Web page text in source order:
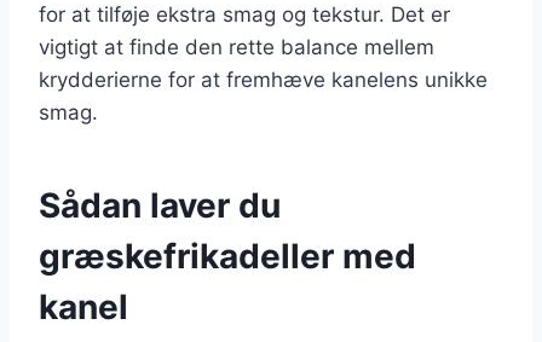
for at tilføje ekstra smag og tekstur. Det er
vigtigt at finde den rette balance mellem
krydderierne for at fremhæve kanelens unikke
smag.
Sådan laver du
græskefrikadeller med
kanel